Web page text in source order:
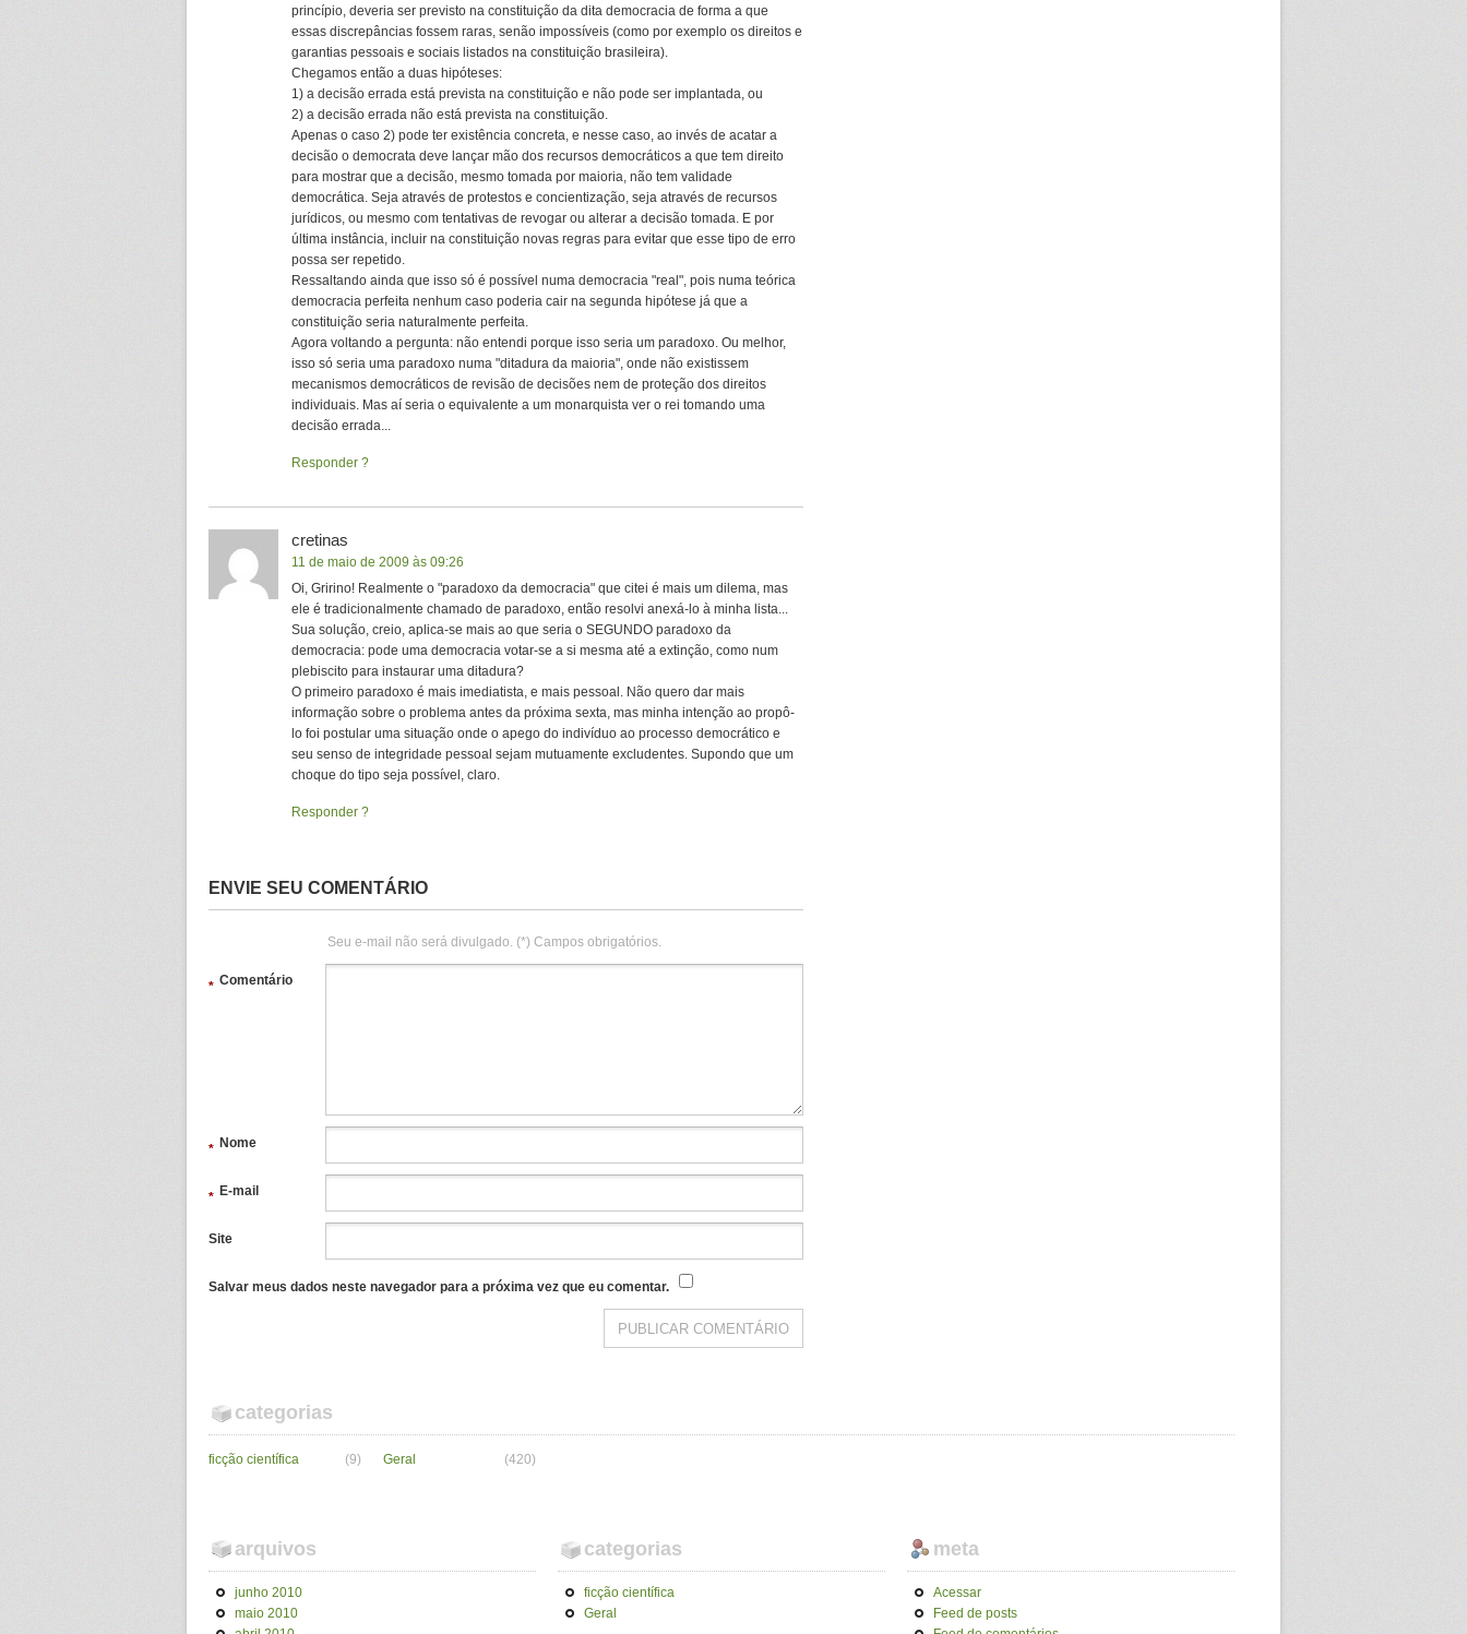
princípio, deveria ser previsto na constituição da dita democracia de forma a que
essas discrepâncias fossem raras, senão impossíveis (como por exemplo os direitos e
garantias pessoais e sociais listados na constituição brasileira).
Chegamos então a duas hipóteses:
1) a decisão errada está prevista na constituição e não pode ser implantada, ou
2) a decisão errada não está prevista na constituição.
Apenas o caso 2) pode ter existência concreta, e nesse caso, ao invés de acatar a
decisão o democrata deve lançar mão dos recursos democráticos a que tem direito
para mostrar que a decisão, mesmo tomada por maioria, não tem validade
democrática. Seja através de protestos e concientização, seja através de recursos
jurídicos, ou mesmo com tentativas de revogar ou alterar a decisão tomada. E por
última instância, incluir na constituição novas regras para evitar que esse tipo de erro
possa ser repetido.
Ressaltando ainda que isso só é possível numa democracia "real", pois numa teórica
democracia perfeita nenhum caso poderia cair na segunda hipótese já que a
constituição seria naturalmente perfeita.
Agora voltando a pergunta: não entendi porque isso seria um paradoxo. Ou melhor,
isso só seria uma paradoxo numa "ditadura da maioria", onde não existissem
mecanismos democráticos de revisão de decisões nem de proteção dos direitos
individuais. Mas aí seria o equivalente a um monarquista ver o rei tomando uma
decisão errada...
Responder
cretinas
11 de maio de 2009 às 09:26
Oi, Gririno! Realmente o "paradoxo da democracia" que citei é mais um dilema, mas
ele é tradicionalmente chamado de paradoxo, então resolvi anexá-lo à minha lista...
Sua solução, creio, aplica-se mais ao que seria o SEGUNDO paradoxo da
democracia: pode uma democracia votar-se a si mesma até a extinção, como num
plebiscito para instaurar uma ditadura?
O primeiro paradoxo é mais imediatista, e mais pessoal. Não quero dar mais
informação sobre o problema antes da próxima sexta, mas minha intenção ao propô-
lo foi postular uma situação onde o apego do indivíduo ao processo democrático e
seu senso de integridade pessoal sejam mutuamente excludentes. Supondo que um
choque do tipo seja possível, claro.
Responder
ENVIE SEU COMENTÁRIO
Seu e-mail não será divulgado. (*) Campos obrigatórios.
Comentário
*
Nome
*
E-mail
*
Site
Salvar meus dados neste navegador para a próxima vez que eu comentar.
categorias
ficção científica (9) Geral (420)
arquivos
junho 2010
maio 2010
categorias
ficção científica
Geral
meta
Acessar
Feed de posts